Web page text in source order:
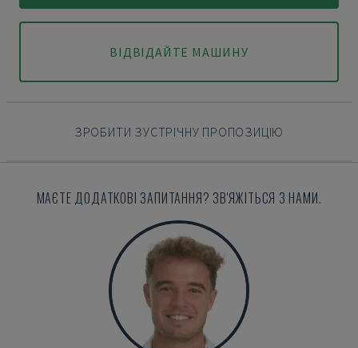
ВІДВІДАЙТЕ МАШИНУ
ЗРОБИТИ ЗУСТРІЧНУ ПРОПОЗИЦІЮ
МАЄТЕ ДОДАТКОВІ ЗАПИТАННЯ? ЗВ'ЯЖІТЬСЯ З НАМИ.